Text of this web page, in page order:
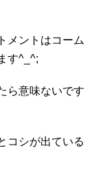
メントはコーム
す^_^;
ら意味ないです
コシが出ている